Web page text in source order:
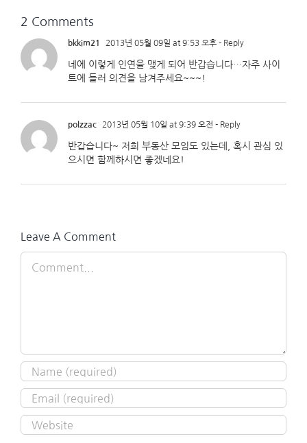
2 Comments
bkkim21 2013년 05월 09일 at 9:53 오후 - Reply
네에 이렇게 인연을 맺게 되어 반갑습니다…자주 사이
트에 들러 의견을 남겨주세요~~~!
polzzac 2013년 05월 10일 at 9:39 오전 - Reply
반갑습니다~ 저희 부동산 모임도 있는데, 혹시 관심 있
으시면 함께하시면 좋겠네요!
Leave A Comment